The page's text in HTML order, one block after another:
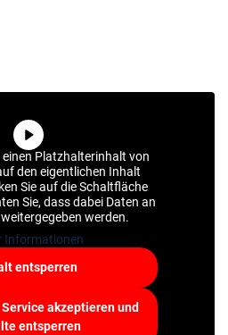
MERKLISTE
einen Platzhalterinhalt von
den eigentlichen Inhalt
Sie auf die Schaltfläche
Sie, dass dabei Daten an
werden.
Informationen
entsperren
akzeptieren und
entsperren